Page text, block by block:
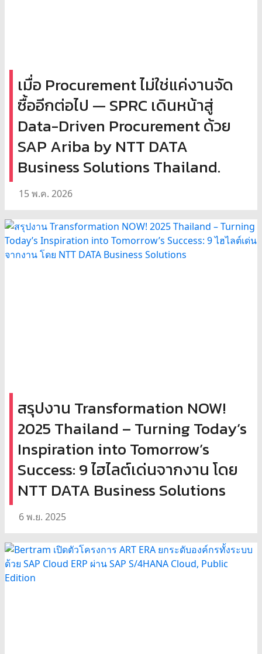
เมื่อ Procurement ไม่ใช่แค่งานจัด
ซื้ออีกต่อไป — SPRC เดินหน้าสู่
Data-Driven Procurement ด้วย
SAP Ariba by NTT DATA
Business Solutions Thailand.
15 พ.ค. 2026
สรุปงาน Transformation NOW!
2025 Thailand – Turning Today’s
Inspiration into Tomorrow’s
Success: 9 ไฮไลต์เด่นจากงาน โดย
NTT DATA Business Solutions
6 พ.ย. 2025